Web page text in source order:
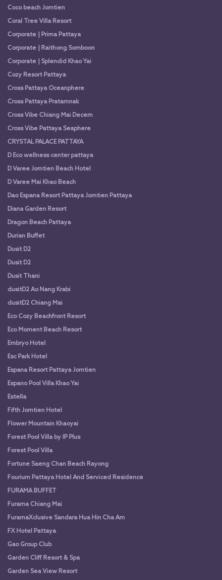
Coco beach Jomtien
Coral Tree Villa Resort
Corporate | Prima Pattaya
Corporate | Raithong Somboon
Corporate | Splendid Khao Yai
Cozy Resort Pattaya
Cross Pattaya Oceanphere
Cross Pattaya Pratamnak
Cross Vibe Chiang Mai Decem
Cross Vibe Pattaya Seaphere
CRYSTAL PALACE PATTAYA
D Eco wellness center pattaya
D Varee Jomtien Beach Hotel
D Varee Mai Khao Beach
Dao Espana Resort Pattaya Jomtien Pattaya
Diana Garden Resort
Dragon Beach Pattaya
Durian Buffet
Dusit D2
Dusit D2
Dusit Thani
dusitD2 Ao Nang Krabi
dusitD2 Chiang Mai
Eco Cozy Beachfront Resort
Eco Moment Beach Resort
Embryo Hotel
Esc Park Hotel
Espana Resort Pattaya Jomtien
Espano Pool Villa Khao Yai
Estella
Fifth Jomtien Hotel
Flower Mountain Khaoyai
Forest Pool Villa by IP Plus
Forest Pool Villa
Fortune Saeng Chan Beach Rayong
Fourium Pattaya Hotel And Serviced Residence
FURAMA BUFFET
Furama Chiang Mai
FuramaXclusive Sandara Hua Hin Cha Am
FX Hotel Pattaya
Gao Group Club
Garden Cliff Resort & Spa
Garden Sea View Resort